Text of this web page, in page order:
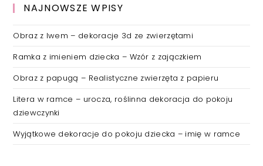
NAJNOWSZE WPISY
Obraz z lwem – dekoracje 3d ze zwierzętami
Ramka z imieniem dziecka – Wzór z zajączkiem
Obraz z papugą – Realistyczne zwierzęta z papieru
Litera w ramce – urocza, roślinna dekoracja do pokoju
dziewczynki
Wyjątkowe dekoracje do pokoju dziecka – imię w ramce